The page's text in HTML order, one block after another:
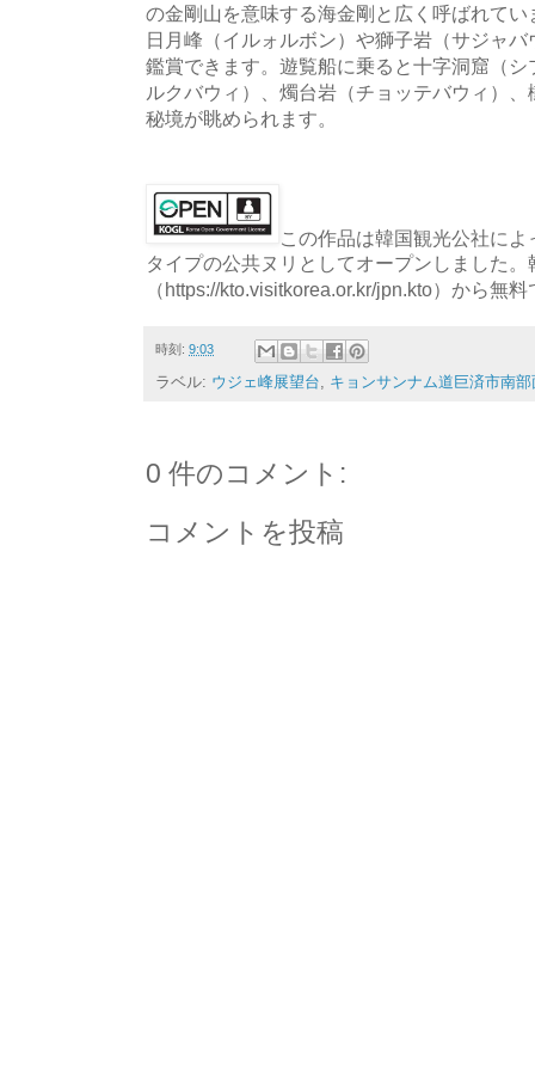
の金剛山を意味する海金剛と広く呼ばれて
日月峰（イルォルボン）や獅子岩（サジャ
鑑賞できます。遊覧船に乗ると十字洞窟（
ルクバウィ）、燭台岩（チョッテバウィ）
秘境が眺められます。
この作品は韓国観光公社に
タイプの公共ヌリとしてオープンしました。
（https://kto.visitkorea.or.kr/jpn.kto）から無
時刻: 9:03
ラベル: ウジェ峰展望台 キョンサンナム道巨済市南
0 件のコメント:
コメントを投稿